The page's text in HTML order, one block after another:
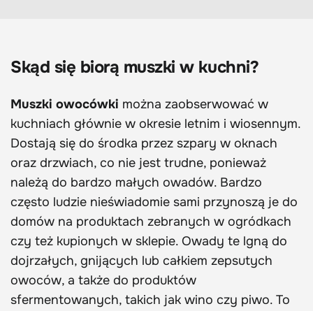
Skąd się biorą muszki w kuchni?
Muszki owocówki można zaobserwować w
kuchniach głównie w okresie letnim i wiosennym.
Dostają się do środka przez szpary w oknach
oraz drzwiach, co nie jest trudne, ponieważ
należą do bardzo małych owadów. Bardzo
często ludzie nieświadomie sami przynoszą je do
domów na produktach zebranych w ogródkach
czy też kupionych w sklepie. Owady te lgną do
dojrzałych, gnijących lub całkiem zepsutych
owoców, a także do produktów
sfermentowanych, takich jak wino czy piwo. To